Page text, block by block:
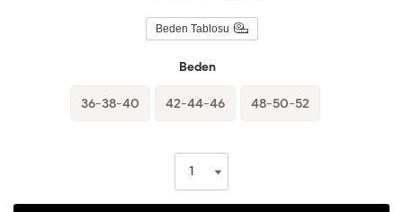
Beden Tablosu
Beden
36-38-40 42-44-46 48-50-52